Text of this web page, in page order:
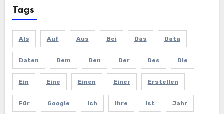
Tags
Als Auf Aus Bei Das Data
Daten Dem Den Der Des Die
Ein Eine Einen Einer Erstellen
Für Google Ich Ihre Ist Jahr